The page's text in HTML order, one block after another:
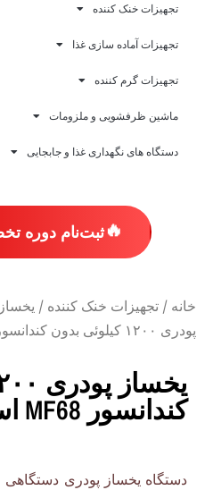
تجهیزات خنک کننده
تجهیزات آماده سازی غذا
تجهیزات گرم کننده
ماشین ظرفشویی و ملزومات
دستگاه های نگهداری غذا و جابجایی
🔥ثبت‌نام دوره
خانه / تجهیزات خنک کننده / یخساز
پودری ۱۲۰۰ کیلوئی بدون کندانسور MF68 اسکاتمن
کندانسور MF68 اسکاتمن
دستگاه یخساز پودری